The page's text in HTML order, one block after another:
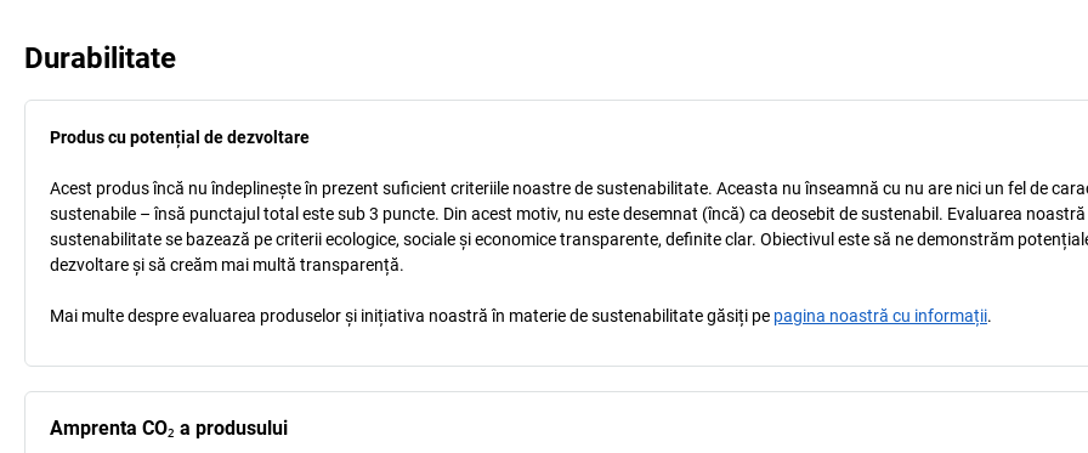
Durabilitate
Produs cu potențial de dezvoltare
Acest produs încă nu îndeplinește în prezent suficient criteriile noastre de sustenabilitate. Aceasta nu înseamnă cu nu are nici un fel de
sustenabile – însă punctajul total este sub 3 puncte. Din acest motiv, nu este desemnat (încă) ca deosebit de sustenabil. Evaluarea noastră
sustenabilitate se bazează pe criterii ecologice, sociale și economice transparente, definite clar. Obiectivul este să ne demonstrăm
dezvoltare și să creăm mai multă transparență.
Mai multe despre evaluarea produselor și inițiativa noastră în materie de sustenabilitate găsiți pe pagina noastră cu informații.
Amprenta CO₂ a produsului